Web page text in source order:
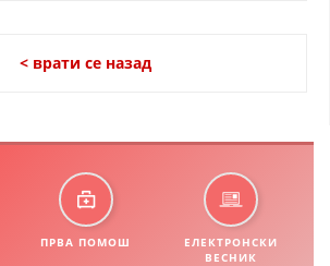
ИСТОРИЈАТ НА ЦКРСМ
ИСТОРИЈАТ НА ДВИЖЕЊЕТО
< врати се назад
ПРВА ПОМОШ
ЕЛЕКТРОНСКИ
ВЕСНИК